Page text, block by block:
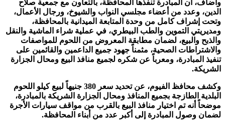
وأضاف، أن المبادرة تنفذها المحافظة، بالتعاون مع جمعية صلاح
الدين، وعدد من أعضاء مجلسي النواب والشيوخ، ورجال الأعمال،
وتحت إشراف كامل من وحدة المتابعة الميدانية بالمحافظة،
ومديريتي التموين والطب البيطري، في عملية شراء الماشية والنقل
والذبح والبيع، لضمان مطابقة المعروض من اللحوم للمواصفات
والاشتراطات الصحية، مثمناً جهود جميع الداعمين والقائمين على
تنفيذ المبادرة، ومعرباً عن شكره لجميع منافذ البيع ومحال الجزارة
الشريكة.
وكشف محافظ الفيوم، عن تحديد سعر 380 جنيهاً لبيع كيلو اللحوم
البلدية الطازجة بجميع المنافذ ومحال الجزارة الشريكة بالمبادرة،
موضحاً أنه تم اختيار منافذ البيع بالقرب من مواقف سيارات الأجرة
لضمان وصول المبادرة إلى أكبر عدد من أبناء المحافظة.